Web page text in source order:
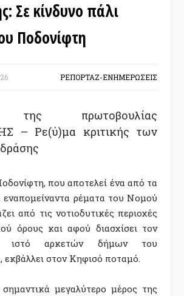
Σε κίνδυνο πάλι
Ποδονίφτη
ΡΕΠΟΡΤΑΖ-ΕΝΗΜΕΡΩΣΕΙΣ
της πρωτοβουλίας
– Ρε(ύ)μα κριτικής των
που αποτελεί ένα από τα
εναπομείναντα ρέματα του Νομού
από τις νοτιοδυτικές περιοχές
όρους και αφού διασχίσει τον
ιστό αρκετών δήμων του
εκβάλλει στον Κηφισό ποταμό.
μεγαλύτερο μέρος της